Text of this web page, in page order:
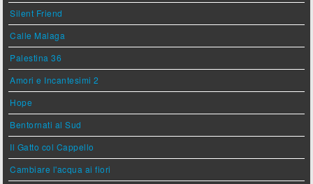
Silent Friend
Calle Malaga
Palestina 36
Amori e Incantesimi 2
Hope
Bentornati al Sud
Il Gatto col Cappello
Cambiare l'acqua ai fiori